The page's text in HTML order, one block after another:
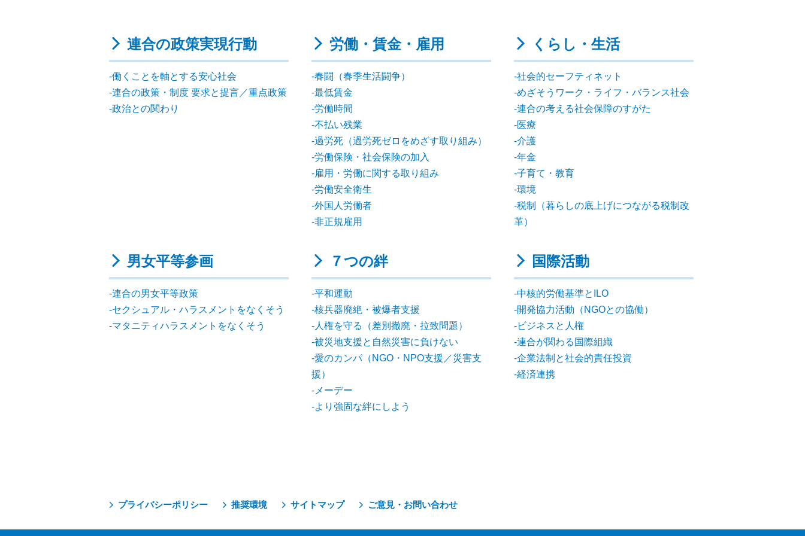
連合の政策実現行動
働くことを軸とする安心社会
連合の政策・制度 要求と提言／重点政策
政治との関わり
労働・賃金・雇用
春闘（春季生活闘争）
最低賃金
労働時間
不払い残業
過労死（過労死ゼロをめざす取り組み）
労働保険・社会保険の加入
雇用・労働に関する取り組み
労働安全衛生
外国人労働者
非正規雇用
くらし・生活
社会的セーフティネット
めざそうワーク・ライフ・バランス社会
連合の考える社会保障のすがた
医療
介護
年金
子育て・教育
環境
税制（暮らしの底上げにつながる税制改
革）
男女平等参画
連合の男女平等政策
セクシュアル・ハラスメントをなくそう
マタニティハラスメントをなくそう
７つの絆
平和運動
核兵器廃絶・被爆者支援
人権を守る（差別撤廃・拉致問題）
被災地支援と自然災害に負けない
愛のカンパ（NGO・NPO支援／災害支
援）
メーデー
より強固な絆にしよう
国際活動
中核的労働基準とILO
開発協力活動（NGOとの協働）
ビジネスと人権
連合が関わる国際組織
企業法制と社会的責任投資
経済連携
プライバシーポリシー 推奨環境 サイトマップ ご意見・お問い合わせ